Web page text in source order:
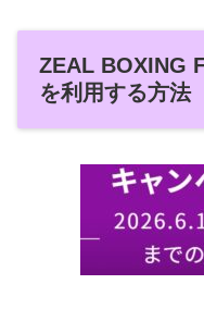
ZEAL BOXING
を利用する方法